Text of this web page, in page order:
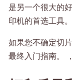
是另一个很大的
印机的首选工具。
如果您不确定切
最终入门指南。